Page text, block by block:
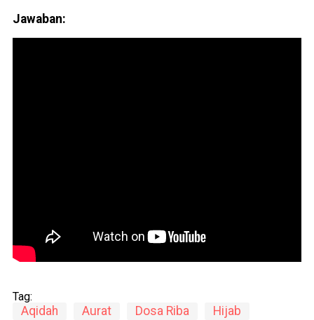
Jawaban:
Tag:
Aqidah Aurat Dosa Riba
Hijab